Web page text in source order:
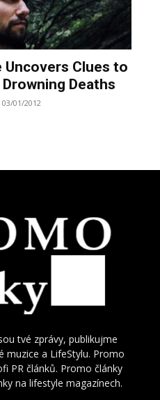
Uncovers Clues to
Deaths
03/01/2012
tvé zprávy, publikujme
muzice a LifeStylu. Promo
PR článků. Promo články
na lifestyle magazínech.